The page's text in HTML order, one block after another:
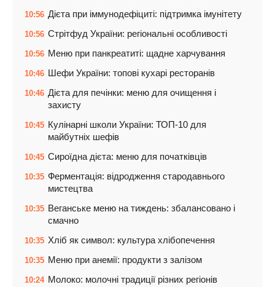
10:56 Дієта при іммунодефіциті: підтримка імунітету
10:56 Стрітфуд України: регіональні особливості
10:56 Меню при панкреатиті: щадне харчування
10:46 Шефи України: топові кухарі ресторанів
10:46 Дієта для печінки: меню для очищення і
захисту
10:45 Кулінарні школи України: ТОП-10 для
майбутніх шефів
10:45 Сироїдна дієта: меню для початківців
10:35 Ферментація: відродження стародавнього
мистецтва
10:35 Веганське меню на тиждень: збалансовано і
смачно
10:35 Хліб як символ: культура хлібопечення
10:35 Меню при анемії: продукти з залізом
10:24 Молоко: молочні традиції різних регіонів